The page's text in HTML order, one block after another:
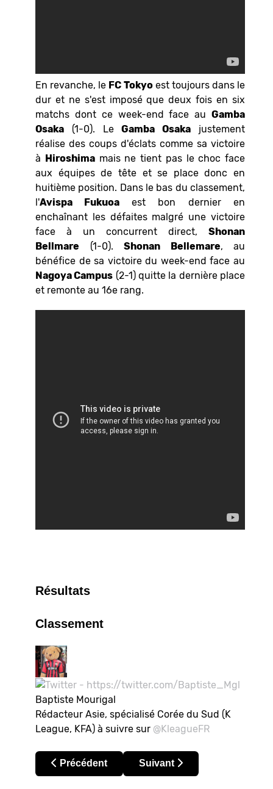
En revanche, le FC Tokyoest toujours dans le
dur et ne s'est imposé que deux fois en six
matchs dont ce week-end face au Gamba
Osaka (1-0). LeGamba Osaka justement
réalise des coups d'éclats comme sa victoire
à Hiroshimamais ne tient pas le choc face
aux équipes de tête et se place donc en
huitième position. Dans le bas du classement,
l'Avispa Fukuoa est bon dernier en
enchaînant les défaites malgré une victoire
face à un concurrent direct, Shonan
Bellmare (1-0). Shonan Bellemare, au
bénéfice de sa victoire du week-end face au
Nagoya Campus (2-1) quitte la dernière place
et remonte au 16e rang.
Résultats
Classement
Baptiste Mourigal
Rédacteur Asie, spécialisé Corée du Sud (K
League, KFA) à suivre sur @KleagueFR
Article précédent : Japon – J-league 2016 :
Précédent Article suivant : Japon - J-
Suivant